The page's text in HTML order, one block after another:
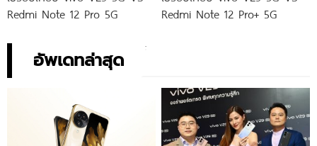
Redmi Note 12 Pro 5G
Redmi Note 12 Pro+ 5G
อัพเดทล่าสุด